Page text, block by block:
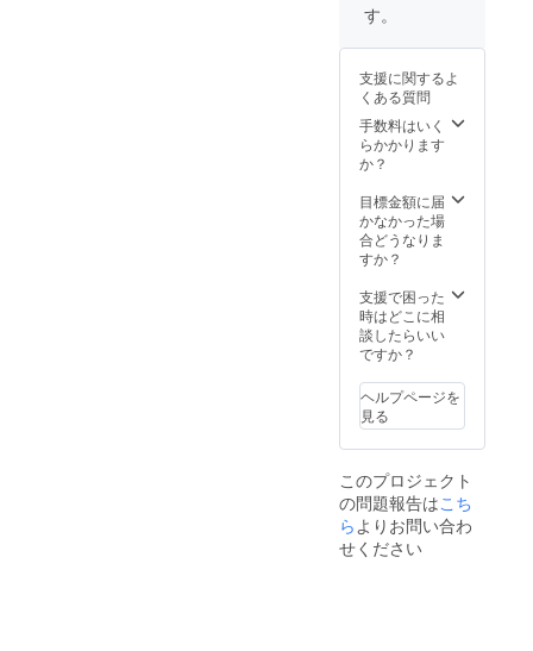
の供給
製造工
程上の
都合等
により
出荷時
れる場
合があ
りま
す。
す。
支援に関するよ
くある質問
手数料はいく
らかかります
か？
目標金額に届
かなかった場
合どうなりま
すか？
支援で困った
時はどこに相
談したらいい
ですか？
ヘルプページを
見る
このプロジェクト
の問題報告はこち
ら よりお問い合わ
せください